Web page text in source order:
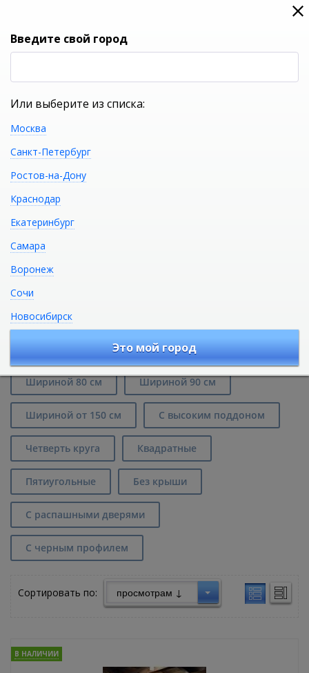
0
Душевые кабины с низким
поддоном в Ростове-на-Дону
Шириной 80 см Шириной 90 см
Шириной от 150 см С высоким поддоном
Четверть круга Квадратные
Пятиугольные Без крыши
С распашными дверями
С черным профилем
Сортировать по:
В НАЛИЧИИ
Введите свой город
Или выберите из списка:
Москва
Санкт-Петербург
Ростов-на-Дону
Краснодар
Екатеринбург
Самара
Воронеж
Сочи
Новосибирск
Это мой город